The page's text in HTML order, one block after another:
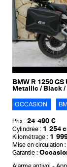
BMW R 1250
Metallic / Black
OCCASION
Prix : 24 490 €
Cylindrée : 1 254
Kilométrage : 1
Mise en circulation :
Garantie :